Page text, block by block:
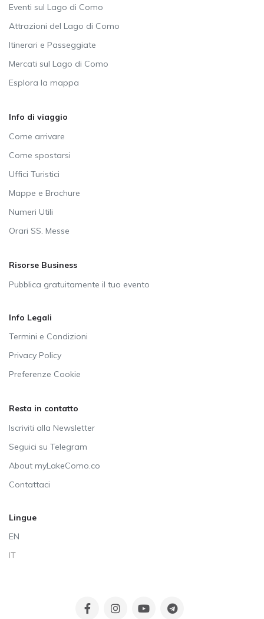
Eventi sul Lago di Como
Attrazioni del Lago di Como
Itinerari e Passeggiate
Mercati sul Lago di Como
Esplora la mappa
Info di viaggio
Come arrivare
Come spostarsi
Uffici Turistici
Mappe e Brochure
Numeri Utili
Orari SS. Messe
Risorse Business
Pubblica gratuitamente il tuo evento
Info Legali
Termini e Condizioni
Privacy Policy
Preferenze Cookie
Resta in contatto
Iscriviti alla Newsletter
Seguici su Telegram
About myLakeComo.co
Contattaci
Lingue
EN
IT